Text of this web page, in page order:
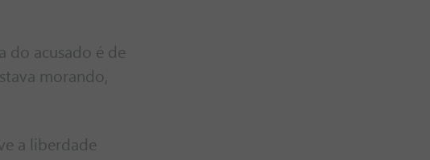
do acusado é de
morando,
a liberdade